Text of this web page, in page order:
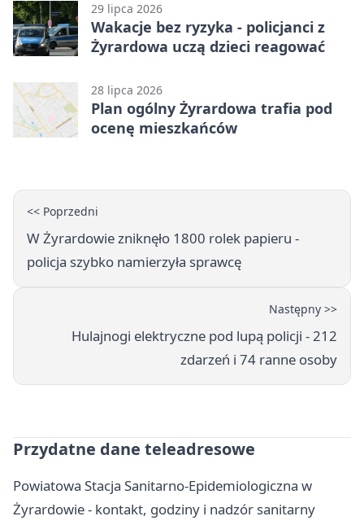
29 lipca 2026
Wakacje bez ryzyka - policjanci z
Żyrardowa uczą dzieci reagować
28 lipca 2026
Plan ogólny Żyrardowa trafia pod
ocenę mieszkańców
<< Poprzedni
W Żyrardowie zniknęło 1800 rolek papieru -
policja szybko namierzyła sprawcę
Następny >>
Hulajnogi elektryczne pod lupą policji - 212
zdarzeń i 74 ranne osoby
Przydatne dane teleadresowe
Powiatowa Stacja Sanitarno-Epidemiologiczna w
Żyrardowie - kontakt, godziny i nadzór sanitarny